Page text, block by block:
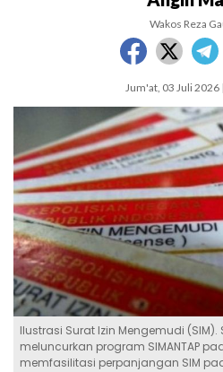
Wakos Reza
Jum'at, 03 Juli 2026
Ilustrasi Surat Izin Mengemudi
meluncurkan program SIMANTAP
memfasilitasi perpanjangan SIM